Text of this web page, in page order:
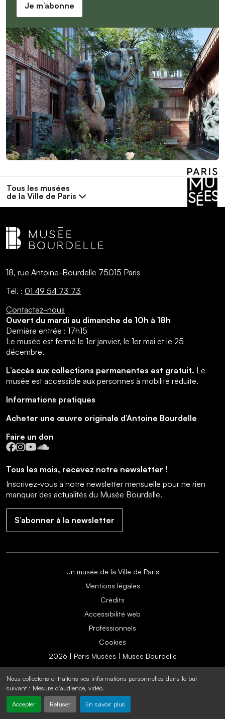
Nous collectons et traitons vos informations personnelles dans le but
suivant : Mesure d'audience, vidéo.
Accepter Refuser En savoir plus
Je m’abonne
Tous les musées
de la Ville de Paris
18, rue Antoine-Bourdelle 75015 Paris
Tél. : 01 49 54 73 73
Contactez-nous
Ouvert du mardi au dimanche de 10h à 18h
Dernière entrée : 17h15
Le musée est fermé le 1er janvier, le 1er mai et le 25
décembre.
L’accès aux collections permanentes est gratuit. Le
musée est accessible aux personnes à mobilité réduite.
Informations pratiques
Acheter une œuvre originale d’Antoine Bourdelle
Faire un don
Facebook
Instagram
YouTube
SoundCloud
Tous les mois, recevez notre newsletter !
Inscrivez-vous à notre newsletter mensuelle pour ne rien
manquer des actualités du Musée Bourdelle.
S’abonner à la newsletter
Un musée de la Ville de Paris
Mentions légales
Crédits
Accessibilité web
Professionnels
Cookies
2026 | Paris Musées | Musée Bourdelle